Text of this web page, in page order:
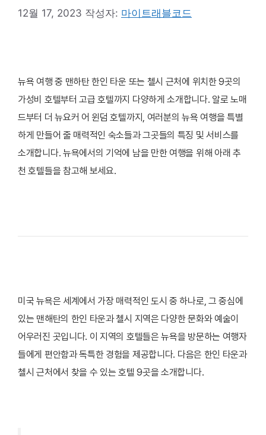
12월 17, 2023 작성자: 마이트래블코드
뉴욕 여행 중 맨하탄 한인 타운 또는 첼시 근처에 위치한 9곳의
가성비 호텔부터 고급 호텔까지 다양하게 소개합니다. 알로 노매
드부터 더 뉴요커 어 윈덤 호텔까지, 여러분의 뉴욕 여행을 특별
하게 만들어 줄 매력적인 숙소들과 그곳들의 특징 및 서비스를
소개합니다. 뉴욕에서의 기억에 남을 만한 여행을 위해 아래 추
천 호텔들을 참고해 보세요.
미국 뉴욕은 세계에서 가장 매력적인 도시 중 하나로, 그 중심에
있는 맨해탄의 한인 타운과 첼시 지역은 다양한 문화와 예술이
어우러진 곳입니다. 이 지역의 호텔들은 뉴욕을 방문하는 여행자
들에게 편안함과 독특한 경험을 제공합니다. 다음은 한인 타운과
첼시 근처에서 찾을 수 있는 호텔 9곳을 소개합니다.